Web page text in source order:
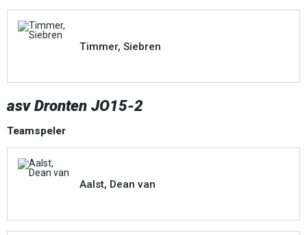
Timmer, Siebren
asv Dronten JO15-2
Teamspeler
Aalst, Dean van